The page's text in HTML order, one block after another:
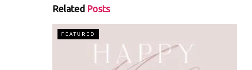
Related Posts
FEATURED